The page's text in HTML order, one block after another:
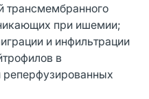
трансмембранного
при ишемии;
и инфильтрации
в